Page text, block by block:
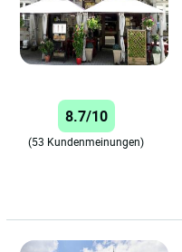
8.7/10
(53 Kundenmeinungen)